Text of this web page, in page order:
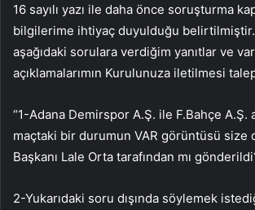
16 sayılı yazı ile daha önce soruşturma
bilgilerime ihtiyaç duyulduğu belirtilmiştir.
aşağıdaki sorulara verdiğim yanıtlar ve
açıklamalarımın Kurulunuza iletilmesi
“1-Adana Demirspor A.Ş. ile F.Bahçe A.Ş.
maçtaki bir durumun VAR görüntüsü size
Başkanı Lale Orta tarafından mı
2-Yukarıdaki soru dışında söylemek